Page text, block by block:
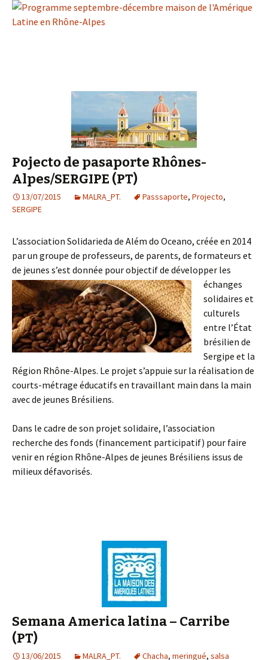
Pojecto de pasaporte Rhônes-
Alpes/SERGIPE (PT)
13/07/2015 MALRA_PT. Passsaporte, Projecto,
SERGIPE
L’association Solidarieda de Além do Oceano, créée en 2014
par un groupe de professeurs, de parents, de formateurs et
de jeunes s’est donnée pour objectif de développer les
échanges
solidaires et
culturels
entre l’État
brésilien de
Sergipe et la
Région Rhône-Alpes. Le projet s’appuie sur la réalisation de
courts-métrage éducatifs en travaillant main dans la main
avec de jeunes Brésiliens.
Dans le cadre de son projet solidaire, l’association
recherche des fonds (financement participatif) pour faire
venir en région Rhône-Alpes de jeunes Brésiliens issus de
milieux défavorisés.
Semana America latina – Carribe
(PT)
13/06/2015 MALRA_PT. Chacha, meringué, salsa